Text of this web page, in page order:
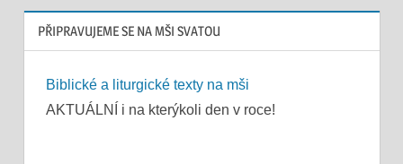
PŘIPRAVUJEME SE NA MŠI SVATOU
Biblické a liturgické texty na mši
AKTUÁLNÍ i na kterýkoli den v roce!